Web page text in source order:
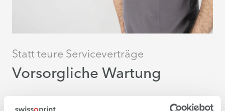
Statt teure Serviceverträge
Vorsorgliche Wartung
Simon vom technischen Service: «Mit vorsorglicher